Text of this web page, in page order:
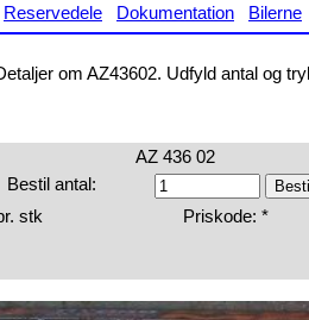
Reservedele Dokumentation Bilerne
om AZ43602. Udfyld antal og
AZ 436 02
Bestil antal:
stk Priskode: *